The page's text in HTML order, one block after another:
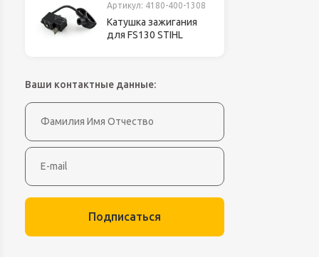
Артикул: 4180-400-1308
Катушка зажигания
для FS130 STIHL
Ваши контактные данные:
Подписаться